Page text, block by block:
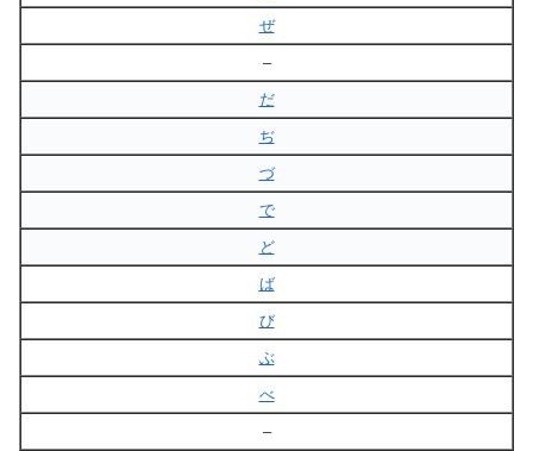
ぜ
–
だ
ぢ
づ
で
ど
ば
び
ぶ
べ
–